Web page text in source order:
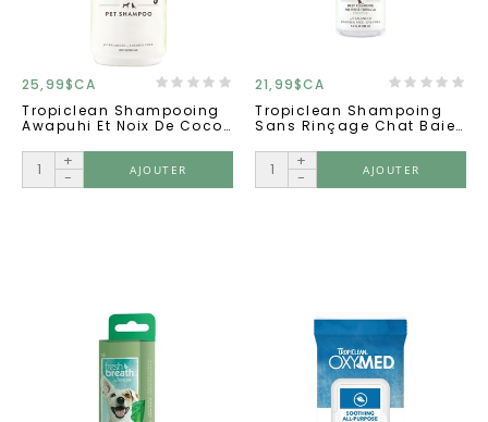
25,99$CA
Tropiclean Shampooing
Awapuhi Et Noix De Coco
+
-
AJOUTER
21,99$CA
Tropiclean Shampoing
Sans Rinçage Chat Baie
+
-
AJOUTER